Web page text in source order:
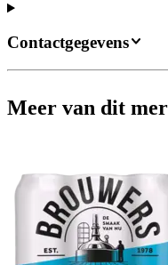
Contactgegevens
Meer van dit